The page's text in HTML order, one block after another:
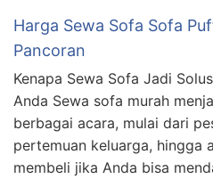
Harga Sewa Sofa Sofa
Pancoran
Kenapa Sewa Sofa Jadi
Anda Sewa sofa murah
berbagai acara, mulai dari
pertemuan keluarga, hingga
membeli jika Anda bisa